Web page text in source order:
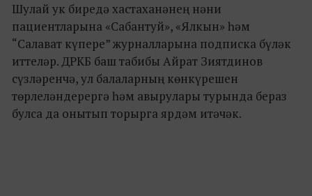
Шулай ук биредә хастаханәнең нәни
пациентларына «Сабантуй», «Ялкын» һәм
“Салават күпере” журналларына подписка бүләк
иттеләр. ДРКБ баш табибы Айрат Зиятдинов
сүзләренчә, ул балаларның көнкүрешен
төрлеләндерергә һәм авырулары турында бераз
булса да онытып торырга ярдәм итәчәк.